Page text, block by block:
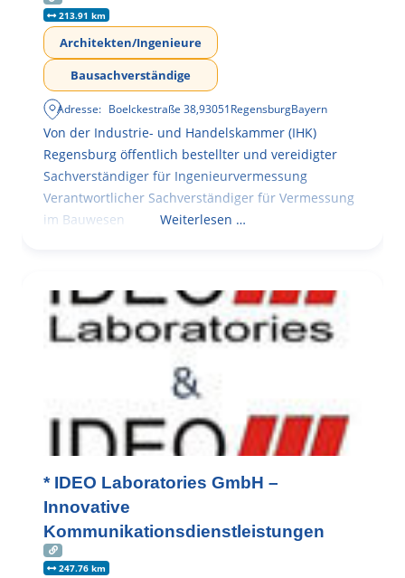
213.91 km
Architekten/Ingenieure
Bausachverständige
Adresse: Boelckestraße 38,93051RegensburgBayern
Von der Industrie- und Handelskammer (IHK)
Regensburg öffentlich bestellter und vereidigter
Sachverständiger für Ingenieurvermessung
Verantwortlicher Sachverständiger für Vermessung
im Bauwesen
Weiterlesen …
* IDEO Laboratories GmbH –
Innovative
Kommunikationsdienstleistungen
247.76 km